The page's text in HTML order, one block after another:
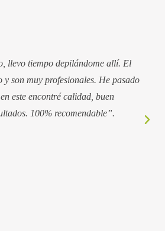
llevo tiempo depilándome allí. El
y son muy profesionales. He pasado
este encontré calidad, buen
100% recomendable”.